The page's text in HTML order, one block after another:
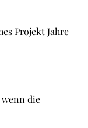
Projekt Jahre
die